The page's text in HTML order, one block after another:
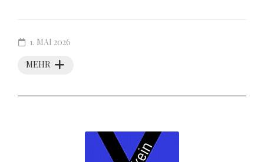
MEHR
1. MAI 2026